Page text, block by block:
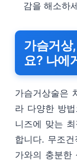
감을 해소하
가슴거상
요? 나에
가슴거상술은
라 다양한 방
니즈에 맞는
합니다. 무조
가와의 충분한